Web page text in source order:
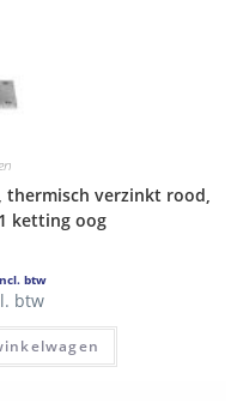
verzinkt rood,
ketting oog
btw
btw